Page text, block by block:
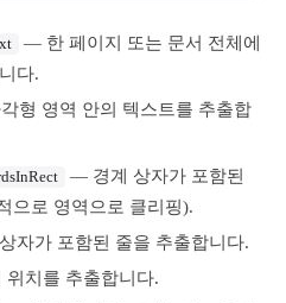
— 한 페이지 또는 문서 전체에
다.
형 영역 안의 텍스트를 추출합
— 경계 상자가 포함된
으로 영역으로 클리핑).
자가 포함된 줄을 추출합니다.
치를 추출합니다.